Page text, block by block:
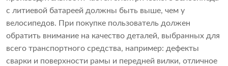
с литиевой батареей должны быть выше, чем у
велосипедов. При покупке пользователь должен
обратить внимание на качество деталей, выбранных для
всего транспортного средства, например: дефекты
сварки и поверхности рамы и передней вилки, отличное